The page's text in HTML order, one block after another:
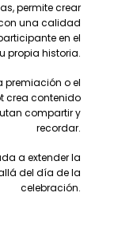
permite crear
una calidad
en el
propia historia.
premiación o el
crea contenido
compartir y
recordar.
a extender la
del día de la
celebración.